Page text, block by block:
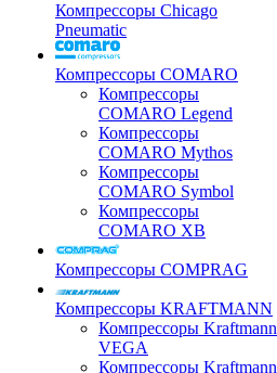
Компрессоры Chicago
Pneumatic
Компрессоры COMARO
Компрессоры
COMARO Legend
Компрессоры
COMARO Mythos
Компрессоры
COMARO Symbol
Компрессоры
COMARO XB
Компрессоры COMPRAG
Компрессоры KRAFTMANN
Компрессоры Kraftmann
VEGA
Компрессоры Kraftmann